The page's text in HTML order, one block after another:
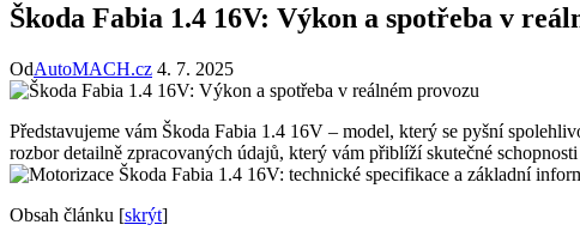
Škoda Fabia 1.4 16V: Výkon a spotřeba v
OdAutoMACH.cz 4. 7. 2025
Představujeme vám Škoda Fabia 1.4 16V – model, který se pyšní
rozbor detailně zpracovaných údajů, který vám přiblíží skutečné
Obsah článku [skrýt]